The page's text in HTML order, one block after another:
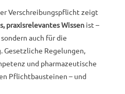
Verschreibungspflicht zeigt
praxisrelevantes Wissenist –
auch für die
Regelungen,
und pharmazeutische
Pflichtbausteinen – und